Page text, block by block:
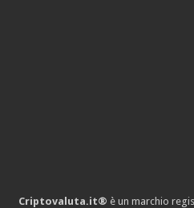
Criptovaluta.it® è un marchio